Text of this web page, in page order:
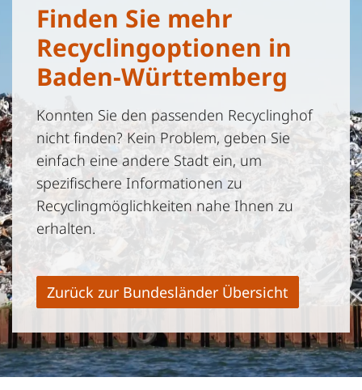
Finden Sie mehr
Recyclingoptionen in
Baden-Württemberg
Konnten Sie den passenden Recyclinghof
nicht finden? Kein Problem, geben Sie
einfach eine andere Stadt ein, um
spezifischere Informationen zu
Recyclingmöglichkeiten nahe Ihnen zu
erhalten.
Zurück zur Bundesländer Übersicht